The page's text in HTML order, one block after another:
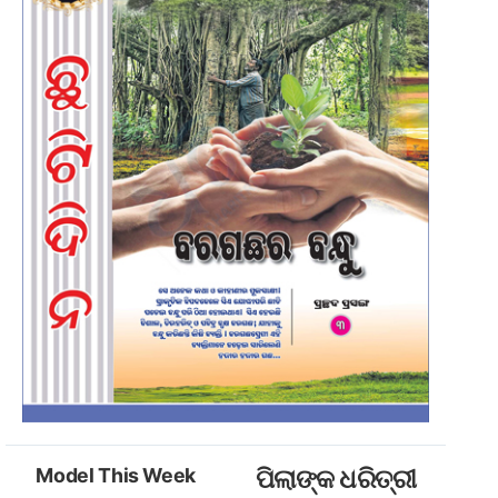
Model This Week ପିଲାଙ୍କ ଧରିତ୍ରୀ